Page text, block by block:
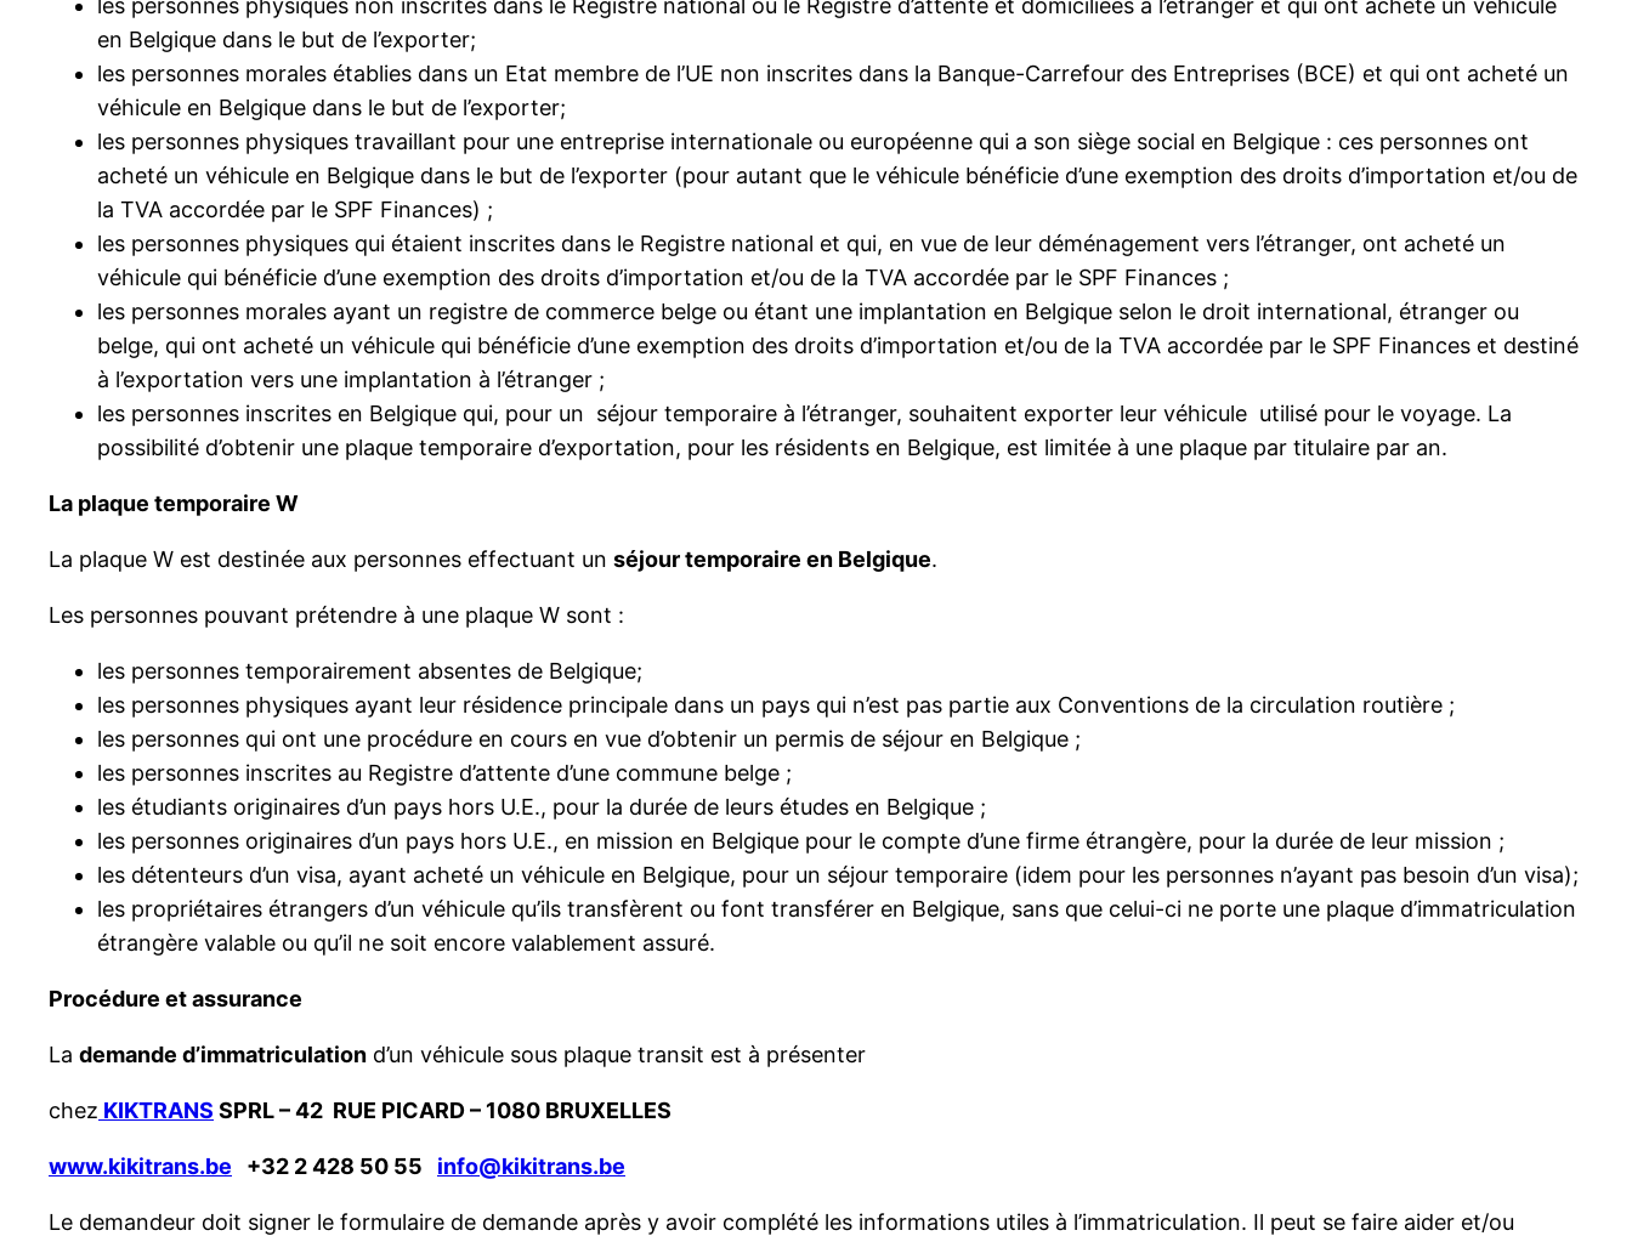
les personnes physiques non inscrites dans le Registre national ou le Registre d’attente et domiciliées à l’étranger et qui ont acheté un véhicule
en Belgique dans le but de l’exporter;
les personnes morales établies dans un Etat membre de l’UE non inscrites dans la Banque-Carrefour des Entreprises (BCE) et qui ont acheté un
véhicule en Belgique dans le but de l’exporter;
les personnes physiques travaillant pour une entreprise internationale ou européenne qui a son siège social en Belgique : ces personnes ont
acheté un véhicule en Belgique dans le but de l’exporter (pour autant que le véhicule bénéficie d’une exemption des droits d’importation et/ou de
la TVA accordée par le SPF Finances) ;
les personnes physiques qui étaient inscrites dans le Registre national et qui, en vue de leur déménagement vers l’étranger, ont acheté un
véhicule qui bénéficie d’une exemption des droits d’importation et/ou de la TVA accordée par le SPF Finances ;
les personnes morales ayant un registre de commerce belge ou étant une implantation en Belgique selon le droit international, étranger ou
belge, qui ont acheté un véhicule qui bénéficie d’une exemption des droits d’importation et/ou de la TVA accordée par le SPF Finances et destiné
à l’exportation vers une implantation à l’étranger ;
les personnes inscrites en Belgique qui, pour un séjour temporaire à l’étranger, souhaitent exporter leur véhicule utilisé pour le voyage. La
possibilité d’obtenir une plaque temporaire d’exportation, pour les résidents en Belgique, est limitée à une plaque par titulaire par an.
La plaque temporaire W
La plaque W est destinée aux personnes effectuant un séjour temporaire en Belgique.
Les personnes pouvant prétendre à une plaque W sont :
les personnes temporairement absentes de Belgique;
les personnes physiques ayant leur résidence principale dans un pays qui n’est pas partie aux Conventions de la circulation routière ;
les personnes qui ont une procédure en cours en vue d’obtenir un permis de séjour en Belgique ;
les personnes inscrites au Registre d’attente d’une commune belge ;
les étudiants originaires d’un pays hors U.E., pour la durée de leurs études en Belgique ;
les personnes originaires d’un pays hors U.E., en mission en Belgique pour le compte d’une firme étrangère, pour la durée de leur mission ;
les détenteurs d’un visa, ayant acheté un véhicule en Belgique, pour un séjour temporaire (idem pour les personnes n’ayant pas besoin d’un visa);
les propriétaires étrangers d’un véhicule qu’ils transfèrent ou font transférer en Belgique, sans que celui-ci ne porte une plaque d’immatriculation
étrangère valable ou qu’il ne soit encore valablement assuré.
Procédure et assurance
La demande d’immatriculation d’un véhicule sous plaque transit est à présenter
chez KIKTRANS SPRL – 42 RUE PICARD – 1080 BRUXELLES
www.kikitrans.be +32 2 428 50 55 info@kikitrans.be
Le demandeur doit signer le formulaire de demande après y avoir complété les informations utiles à l’immatriculation. Il peut se faire aider et/ou